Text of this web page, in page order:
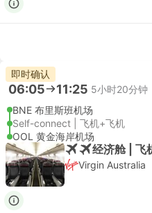
即时确认
06:05 11:25 5小时20分钟
BNE 布里斯班机场
Self-connect | 飞机+飞机
OOL 黄金海岸机场
经济舱 | 飞
Virgin Australia